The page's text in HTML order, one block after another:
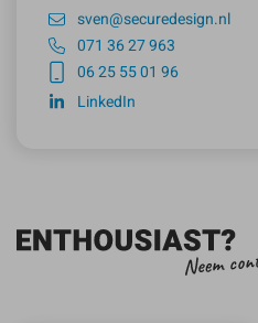
sven@securedesign.nl
071 36 27 963
06 25 55 01 96
LinkedIn